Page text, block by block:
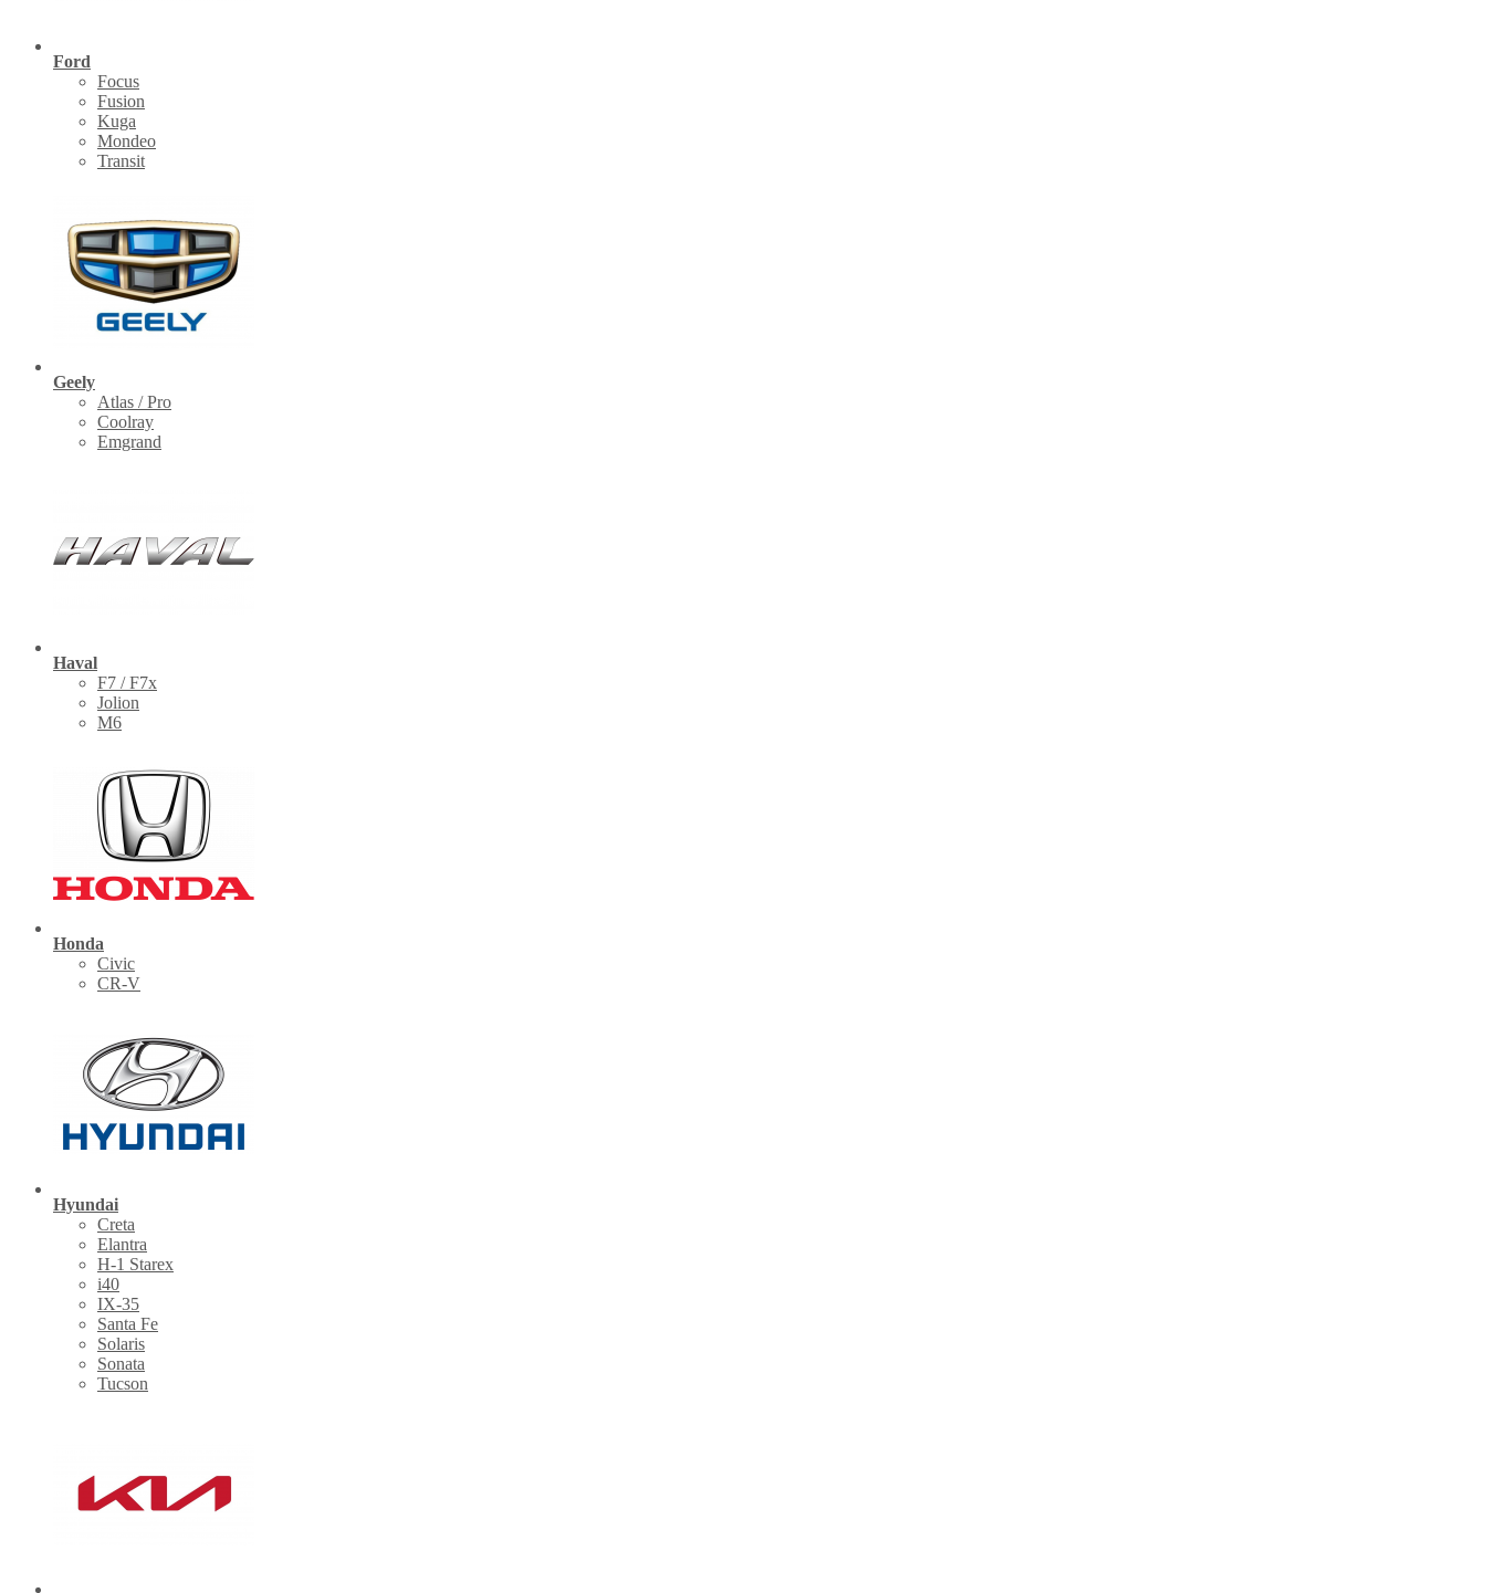
Ford
Focus
Fusion
Kuga
Mondeo
Transit
Geely
Atlas / Pro
Coolray
Emgrand
Haval
F7 / F7x
Jolion
M6
Honda
Civic
CR-V
Hyundai
Creta
Elantra
H-1 Starex
i40
IX-35
Santa Fe
Solaris
Sonata
Tucson